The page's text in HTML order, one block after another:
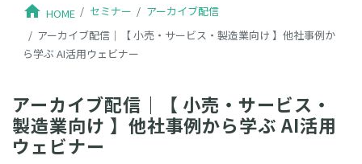
home HOME セミナー
アーカイブ配信
アーカイブ配信｜【 小売・サービス・製造業向け 】他社事例か
ら学ぶ AI活用ウェビナー
アーカイブ配信｜【 小売・サービス・
製造業向け 】他社事例から学ぶ AI活用
ウェビナー